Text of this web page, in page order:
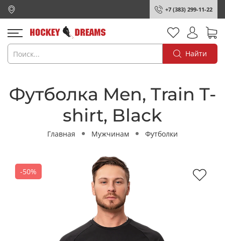
+7 (383) 299-11-22
Найти
Футболка Men, Train T-
shirt, Black
Главная Мужчинам Футболки
-50%